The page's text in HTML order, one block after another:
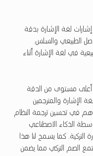
إشارات لغة الإشارة بدقة
الطبيعي والسلس.
في لغة الإشارة أثناء
أعلى مستوى من الدقة
الإشارة والمترجمين
في تحسين ترجمة النظام
الذكاء الاصطناعي
كما يسمح لنا هذا
الصم التركي مما يضمن